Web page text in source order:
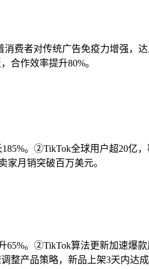
费者对传统广告免疫力增强，
合作效率提升80%。
。②TikTok全球用户超20亿，
月销突破百万美元。
65%。②TikTok算法更新加速爆
整产品策略，新品上架3天内达